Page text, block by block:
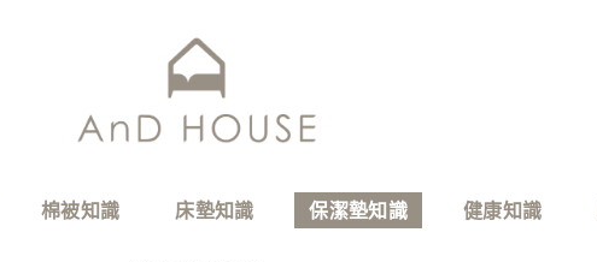
棉被知識 床墊知識 保潔墊知識 健康知識